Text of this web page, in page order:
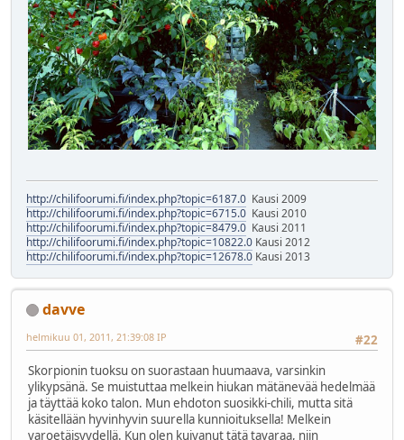
http://chilifoorumi.fi/index.php?topic=6187.0 Kausi 2009
http://chilifoorumi.fi/index.php?topic=6715.0 Kausi 2010
http://chilifoorumi.fi/index.php?topic=8479.0 Kausi 2011
http://chilifoorumi.fi/index.php?topic=10822.0 Kausi 2012
http://chilifoorumi.fi/index.php?topic=12678.0 Kausi 2013
davve
#22
helmikuu 01, 2011, 21:39:08 IP
Skorpionin tuoksu on suorastaan huumaava, varsinkin
ylikypsänä. Se muistuttaa melkein hiukan mätänevää hedelmää
ja täyttää koko talon. Mun ehdoton suosikki-chili, mutta sitä
käsitellään hyvinhyvin suurella kunnioituksella! Melkein
varoetäisyydellä. Kun olen kuivanut tätä tavaraa, niin